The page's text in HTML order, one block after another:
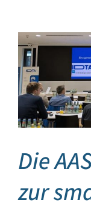
Die
zur